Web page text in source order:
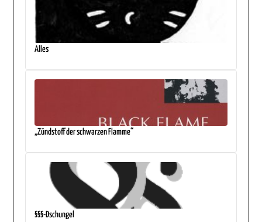
Alles
„Zündstoff der schwarzen Flamme“
§§§-Dschungel